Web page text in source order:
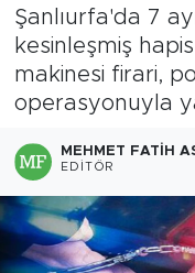
Şanlıurfa'da 7
kesinleşmiş
makinesi firari,
operasyonuyla
MEHMET FATIH
EDITÖR
OTOMOBİL
Haber Arşivi